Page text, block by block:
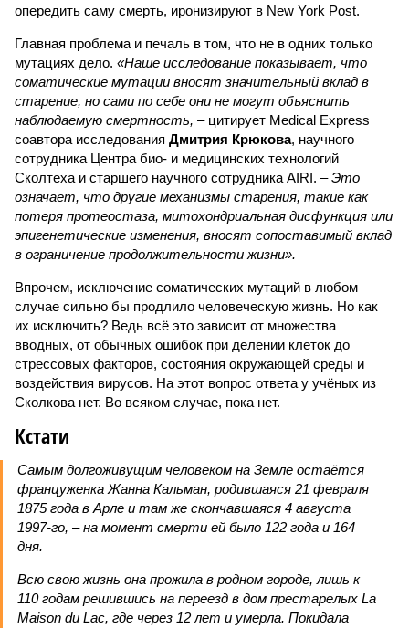
опередить саму смерть, иронизируют в New York Post.
Главная проблема и печаль в том, что не в одних только
мутациях дело. «Наше исследование показывает, что
соматические мутации вносят значительный вклад в
старение, но сами по себе они не могут объяснить
наблюдаемую смертность, –цитирует Medical Express
соавтора исследования Дмитрия Крюкова, научного
сотрудника Центра био- и медицинских технологий
Сколтеха и старшего научного сотрудника AIRI. –Это
означает, что другие механизмы старения, такие как
потеря протеостаза, митохондриальная дисфункция или
эпигенетические изменения, вносят сопоставимый вклад
в ограничение продолжительности жизни».
Впрочем, исключение соматических мутаций в любом
случае сильно бы продлило человеческую жизнь. Но как
их исключить? Ведь всё это зависит от множества
вводных, от обычных ошибок при делении клеток до
стрессовых факторов, состояния окружающей среды и
воздействия вирусов. На этот вопрос ответа у учёных из
Сколкова нет. Во всяком случае, пока нет.
Кстати
Самым долгоживущим человеком на Земле остаётся
француженка Жанна Кальман, родившаяся 21 февраля
1875 года в Арле и там же скончавшаяся 4 августа
1997-го, – на момент смерти ей было 122 года и 164
дня.
Всю свою жизнь она прожила в родном городе, лишь к
110 годам решившись на переезд в дом престарелых La
Maison du Lac, где через 12 лет и умерла. Покидала